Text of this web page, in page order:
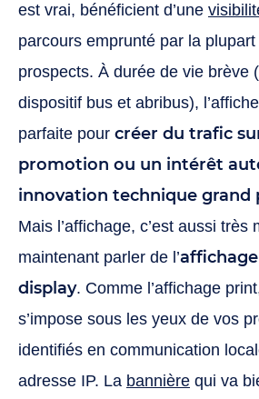
est vrai, bénéficient d’une
parcours emprunté par la
prospects. À durée de vie brève
dispositif bus et abribus),
parfaite pour créer du trafic
promotion ou un intérêt
innovation technique grand
Mais l’affichage, c’est aussi très
maintenant parler de l’
display. Comme l’affichage
s’impose sous les yeux de vos
identifiés en communication
adresse IP. La bannière qui va